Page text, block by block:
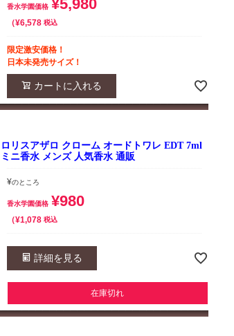
香水学園価格 ¥5,980
¥6,578 税込
限定激安価格！
日本未発売サイズ！
カートに入れる
ロリスアザロ クローム オードトワレ EDT 7ml
ミニ香水 メンズ 人気香水 通販
¥のところ
香水学園価格 ¥980
¥1,078 税込
詳細を見る
在庫切れ